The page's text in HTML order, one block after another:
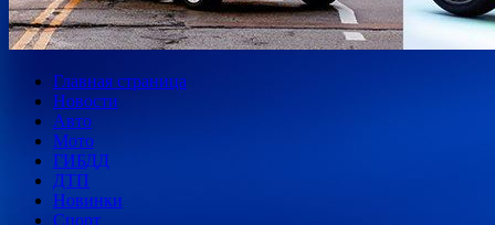
Главная страница
Новости
Авто
Мото
ГИБДД
ДТП
Новинки
Спорт